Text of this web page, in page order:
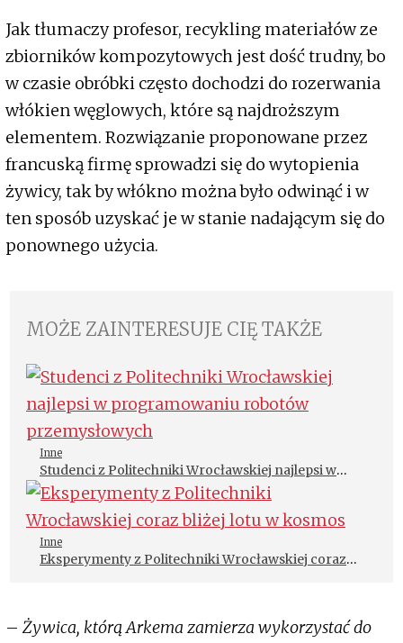
Jak tłumaczy profesor, recykling materiałów ze
zbiorników kompozytowych jest dość trudny, bo
w czasie obróbki często dochodzi do rozerwania
włókien węglowych, które są najdroższym
elementem. Rozwiązanie proponowane przez
francuską firmę sprowadzi się do wytopienia
żywicy, tak by włókno można było odwinąć i w
ten sposób uzyskać je w stanie nadającym się do
ponownego użycia.
MOŻE ZAINTERESUJE CIĘ TAKŻE
Inne
Studenci z Politechniki Wrocławskiej najlepsi w
programowaniu robotów przemysłowych
Inne
Eksperymenty z Politechniki Wrocławskiej coraz
– Żywica, którą Arkema zamierza wykorzystać do